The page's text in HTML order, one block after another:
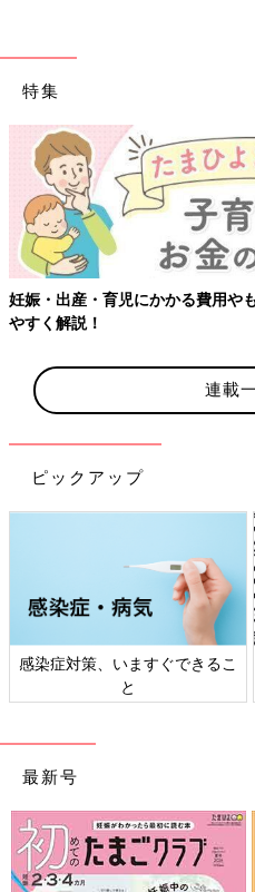
特集
妊娠・出産・育児にかかる費用や
やすく解説！
連載
ピックアップ
感染症対策、いますぐできるこ
と
最新号